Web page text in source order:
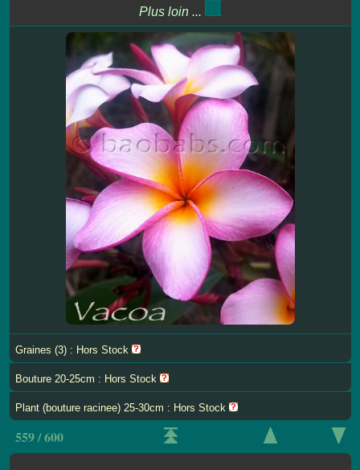
Plus loin ...
Graines (3) : Hors Stock
Bouture 20-25cm : Hors Stock
Plant (bouture racinee) 25-30cm : Hors Stock
559 / 600